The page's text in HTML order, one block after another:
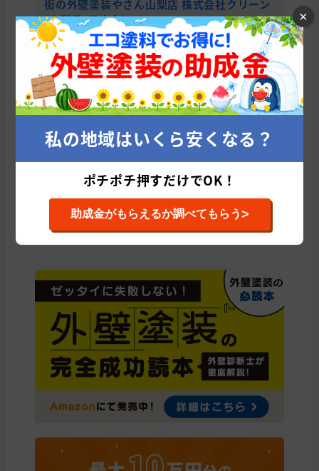
街の外壁塗装やさん山梨店 株式会社クリーン
(山梨県/甲府市)
累計施工件数: 25 件
平均施工単価: 1,230,778 円
累
山梨県の他の市区町村から外壁塗装会社を
探す
甲府市 北杜市 南都留郡 南アルプス市
西八代郡 南巨摩郡 上野原市 中巨摩郡
北都留郡
×
私の地域はいくら安くなる？
ポチポチ押すだけでOK！
助成金がもらえるか調べてもらう>